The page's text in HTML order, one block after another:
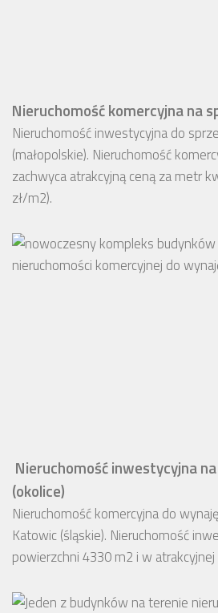
Nieruchomość komercyjna na
Nieruchomość inwestycyjna do
(małopolskie). Nieruchomość
zachwyca atrakcyjną ceną za metr
zł/m2).
Nieruchomość inwestycyjna
(okolice)
Nieruchomość komercyjna do
Katowic (śląskie). Nieruchomość
powierzchni 4330 m2 i w